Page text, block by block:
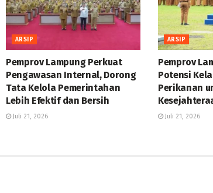
ARSIP
Pemprov Lampung Perkuat
Pengawasan Internal, Dorong
Tata Kelola Pemerintahan
Lebih Efektif dan Bersih
Juli 21, 2026
ARSIP
Pemprov
Potensi
Perikanan
Juli 21, 2026